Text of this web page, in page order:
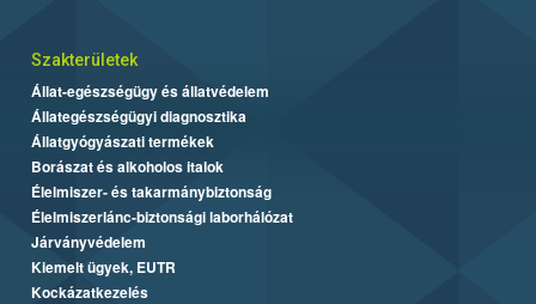
Szakterületek
Állat-egészségügy és állatvédelem
Állategészségügyi diagnosztika
Állatgyógyászati termékek
Borászat és alkoholos italok
Élelmiszer- és takarmánybiztonság
Élelmiszerlánc-biztonsági laborhálózat
Járványvédelem
Kiemelt ügyek, EUTR
Kockázatkezelés